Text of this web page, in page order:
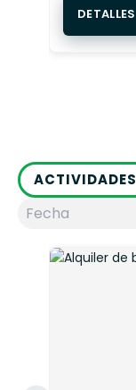
DETALLES
ACTIVIDADES